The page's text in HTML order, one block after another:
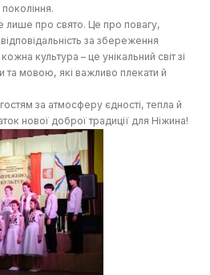
лише про свято. Це про повагу,
за збереження
культура – це унікальний світ зі
та мовою, які важливо плекати й
за атмосферу єдності, тепла й
нової доброї традиції для Ніжина!